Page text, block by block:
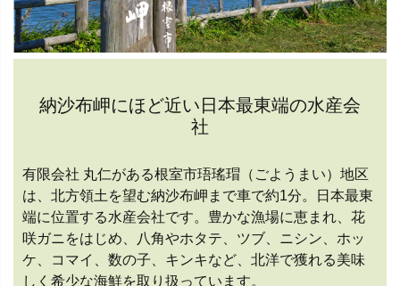
納沙布岬にほど近い日本最東端の水産会
社
有限会社 丸仁がある根室市珸瑤瑁（ごようまい）地区
は、北方領土を望む納沙布岬まで車で約1分。日本最東
端に位置する水産会社です。豊かな漁場に恵まれ、花
咲ガニをはじめ、八角やホタテ、ツブ、ニシン、ホッ
ケ、コマイ、数の子、キンキなど、北洋で獲れる美味
しく希少な海鮮を取り扱っています。